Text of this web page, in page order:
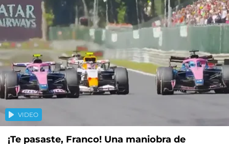
VIDEO
¡Te pasaste, Franco! Una maniobra de